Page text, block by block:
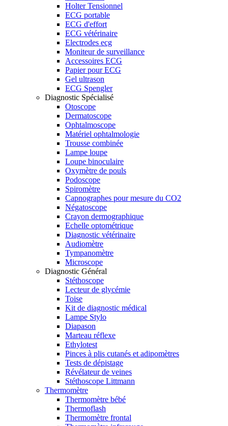
Holter Tensionnel
ECG portable
ECG d'effort
ECG vétérinaire
Electrodes ecg
Moniteur de surveillance
Accessoires ECG
Papier pour ECG
Gel ultrason
ECG Spengler
Diagnostic Spécialisé
Otoscope
Dermatoscope
Ophtalmoscope
Matériel ophtalmologie
Trousse combinée
Lampe loupe
Loupe binoculaire
Oxymètre de pouls
Podoscope
Spiromètre
Capnographes pour mesure du CO2
Négatoscope
Crayon dermographique
Echelle optométrique
Diagnostic vétérinaire
Audiomètre
Tympanomètre
Microscope
Diagnostic Général
Stéthoscope
Lecteur de glycémie
Toise
Kit de diagnostic médical
Lampe Stylo
Diapason
Marteau réflexe
Ethylotest
Pinces à plis cutanés et adipomètres
Tests de dépistage
Révélateur de veines
Stéthoscope Littmann
Thermomètre
Thermomètre bébé
Thermoflash
Thermomètre frontal